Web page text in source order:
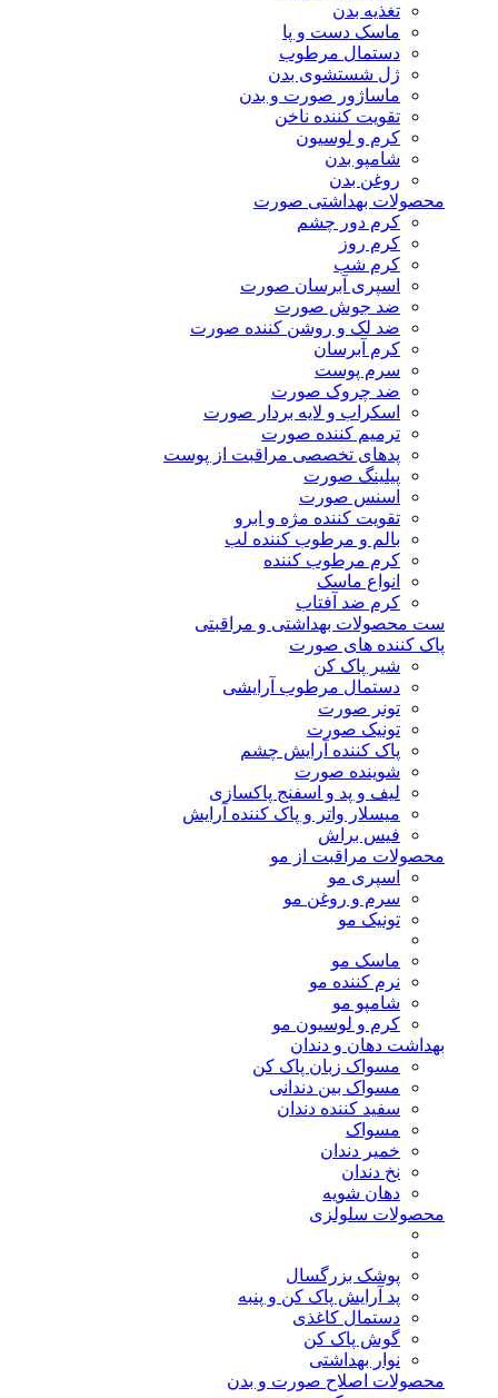
تغذیه بدن
ماسک دست و پا
دستمال مرطوب
ژل شستشوی بدن
ماساژور صورت و بدن
تقویت کننده ناخن
کرم و لوسیون
شامپو بدن
روغن بدن
محصولات بهداشتی صورت
کرم دور چشم
کرم روز
کرم شب
اسپری آبرسان صورت
ضد جوش صورت
ضد لک و روشن کننده صورت
کرم آبرسان
سرم پوست
ضد چروک صورت
اسکراب و لایه بردار صورت
ترمیم کننده صورت
پدهای تخصصی مراقبت از پوست
پیلینگ صورت
اسنس صورت
تقویت کننده مژه و ابرو
بالم و مرطوب کننده لب
کرم مرطوب کننده
انواع ماسک
کرم ضد آفتاب
ست محصولات بهداشتی و مراقبتی
پاک کننده های صورت
شیر پاک کن
دستمال مرطوب آرایشی
تونر صورت
تونیک صورت
پاک کننده آرایش چشم
شوینده صورت
لیف و پد و اسفنج پاکسازی
میسلار واتر و پاک کننده آرایش
فیس براش
محصولات مراقبت از مو
اسپری مو
سرم و روغن مو
تونیک مو
ماسک مو
نرم کننده مو
شامپو مو
کرم و لوسیون مو
بهداشت دهان و دندان
مسواک زبان پاک کن
مسواک بین دندانی
سفید کننده دندان
مسواک
خمیر دندان
نخ دندان
دهان شویه
محصولات سلولزی
پوشک بزرگسال
پد آرایش پاک کن و پنبه
دستمال کاغذی
گوش پاک کن
نوار بهداشتی
محصولات اصلاح صورت و بدن